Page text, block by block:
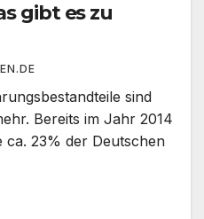
gibt es zu
sind
Bereits im Jahr 2014
ca. 23% der Deutschen